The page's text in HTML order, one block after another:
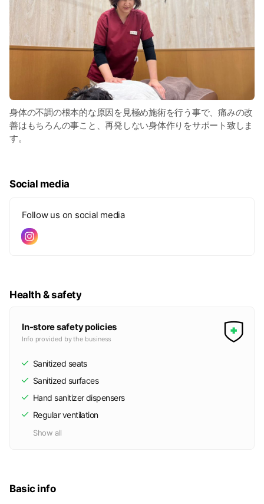
身体の不調の根本的な原因を見極め施術を行う事で、痛みの改
善はもちろんの事こと、再発しない身体作りをサポート致しま
す。
Social media
Follow us on social media
Health & safety
In-store safety policies
Info provided by the business
Sanitized seats
Sanitized surfaces
Hand sanitizer dispensers
Regular ventilation
Show all
Basic info